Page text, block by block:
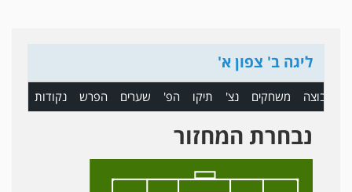
ליגה ב' צפון א'
קבוצה משחקים נצ' תיקו הפ' שערים הפרש נקודות
נבחרת המחזור